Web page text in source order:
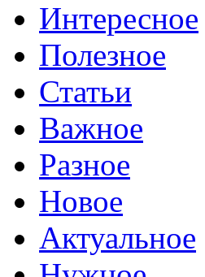
Интересное
Полезное
Статьи
Важное
Разное
Новое
Актуальное